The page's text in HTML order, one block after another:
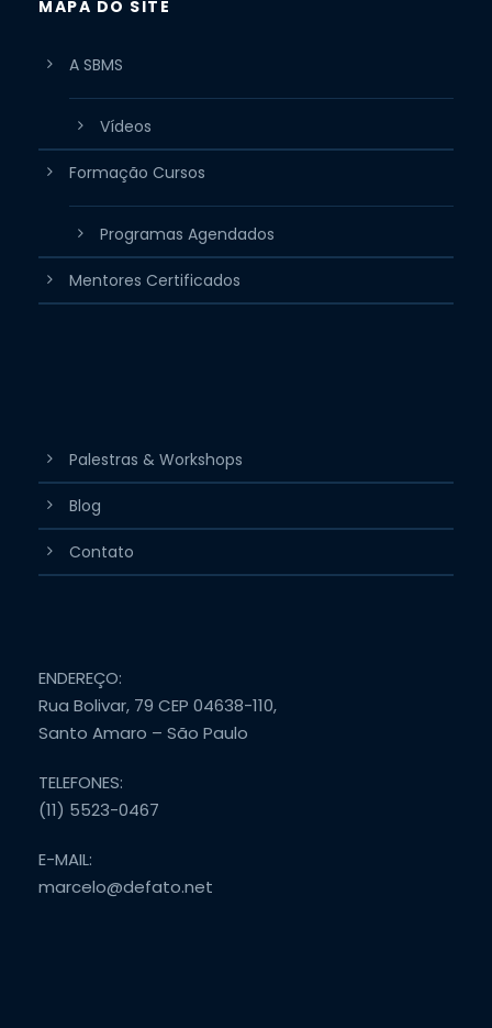
MAPA DO SITE
A SBMS
Vídeos
Formação Cursos
Programas Agendados
Mentores Certificados
Palestras & Workshops
Blog
Contato
ENDEREÇO:
Rua Bolivar, 79 CEP 04638-110,
Santo Amaro – São Paulo
TELEFONES:
(11) 5523-0467
E-MAIL:
marcelo@defato.net